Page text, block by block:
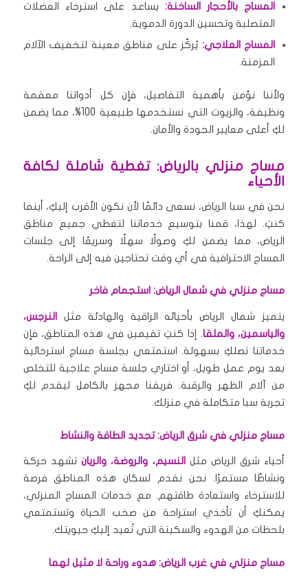
المساج بالأحجار الساخنة: يساعد على استرخاء العضلات
المتصلبة وتحسين الدورة الدموية.
المساج العلاجي: يُركّز على مناطق معينة لتخفيف الآلام
المزمنة.
ولأننا نؤمن بأهمية التفاصيل، فإن كل أدواتنا معقمة
ونظيفة، والزيوت التي نستخدمها طبيعية 100%، مما يضمن
لكِ أعلى معايير الجودة والأمان.
مساج منزلي بالرياض: تغطية شاملة لكافة
الأحياء
نحن في سبا الرياض، نسعى دائمًا لأن نكون الأقرب إليكِ، أينما
كنتِ. لهذا، قمنا بتوسيع خدماتنا لتغطي جميع مناطق
الرياض، مما يضمن لكِ وصولًا سهلًا وسريعًا إلى جلسات
المساج الاحترافية في أي وقت تحتاجين فيه إلى الراحة.
مساج منزلي في شمال الرياض: استجمام فاخر
يتميز شمال الرياض بأحيائه الراقية والهادئة مثل
النرجس،
والياسمين، والملقا. إذا كنتِ تقيمين في هذه المناطق، فإن
خدماتنا تصلكِ بسهولة. استمتعي بجلسة مساج استرخائية
بعد يوم عمل طويل، أو اختاري جلسة مساج علاجية للتخلص
من آلام الظهر والرقبة. فريقنا مجهز بالكامل ليقدم لكِ
تجربة سبا متكاملة في منزلك.
مساج منزلي في شرق الرياض: تجديد الطاقة والنشاط
أحياء شرق الرياض مثل النسيم، والروضة، والريانتشهد حركة
ونشاطًا مستمرًا. نحن نقدم لسكان هذه المناطق فرصة
للاسترخاء واستعادة طاقتهم. مع خدمات المساج المنزلي،
يمكنكِ أن تأخذي استراحة من صخب الحياة وتستمتعي
بلحظات من الهدوء والسكينة التي تُعيد إليكِ حيويتك.
مساج منزلي في غرب الرياض: هدوء وراحة لا مثيل لهما